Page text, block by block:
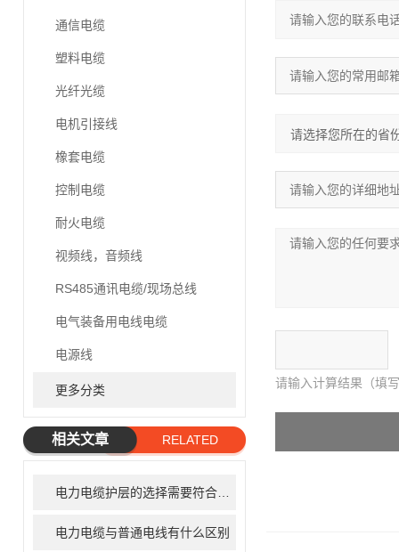
通信电缆
塑料电缆
光纤光缆
电机引接线
橡套电缆
控制电缆
耐火电缆
视频线，音频线
RS485通讯电缆/现场总线
电气装备用电线电缆
电源线
更多分类
相关文章
RELATED
电力电缆与普通电线有什么区别
请输入计算结果（填